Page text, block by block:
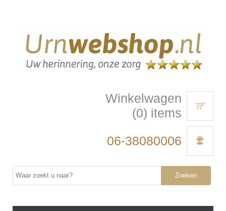
Winkelwagen
(0) items
06-38080006
Zoeken